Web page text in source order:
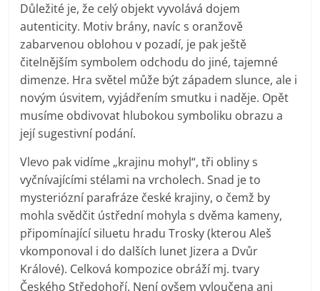
Důležité je, že celý objekt vyvolává dojem
autenticity. Motiv brány, navíc s oranžově
zabarvenou oblohou v pozadí, je pak ještě
čitelnějším symbolem odchodu do jiné, tajemné
dimenze. Hra světel může být západem slunce, ale i
novým úsvitem, vyjádřením smutku i naděje. Opět
musíme obdivovat hlubokou symboliku obrazu a
její sugestivní podání.
Vlevo pak vidíme „krajinu mohyl“, tři obliny s
vyčnívajícími stélami na vrcholech. Snad je to
mysteriózní parafráze české krajiny, o čemž by
mohla svědčit ústřední mohyla s dvěma kameny,
připomínající siluetu hradu Trosky (kterou Aleš
vkomponoval i do dalších lunet Jizera a Dvůr
Králové). Celková kompozice obráží mj. tvary
Českého Středohoří. Není ovšem vyloučena ani